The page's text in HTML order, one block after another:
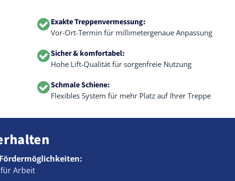
Exakte Treppenvermessung:
Vor-Ort-Termin für millimetergenaue Anpassung
Sicher & komfortabel:
Hohe Lift-Qualität für sorgenfreie Nutzung
Schmale Schiene:
Flexibles System für mehr Platz auf Ihrer Treppe
Arbeit